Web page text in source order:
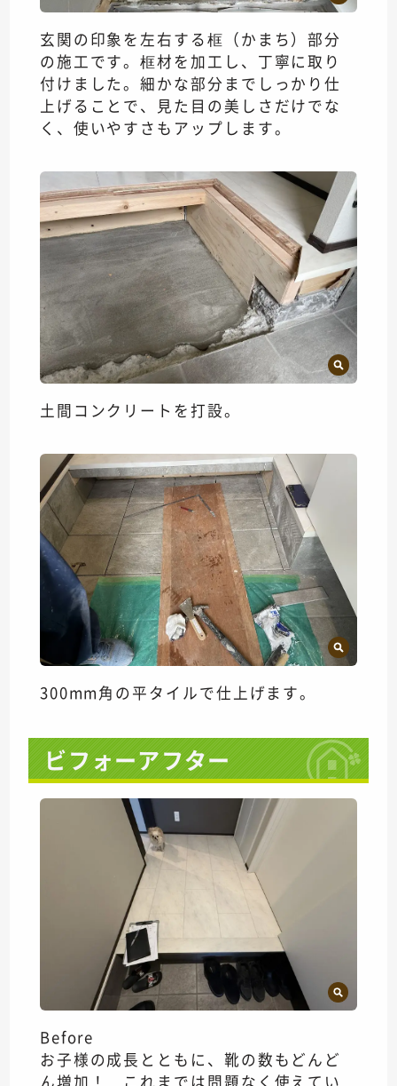
玄関の印象を左右する框（かまち）部分
の施工です。框材を加工し、丁寧に取り
付けました。細かな部分までしっかり仕
上げることで、見た目の美しさだけでな
く、使いやすさもアップします。
土間コンクリートを打設。
300mm角の平タイルで仕上げます。
ビフォーアフター
Before
お子様の成長とともに、靴の数もどんど